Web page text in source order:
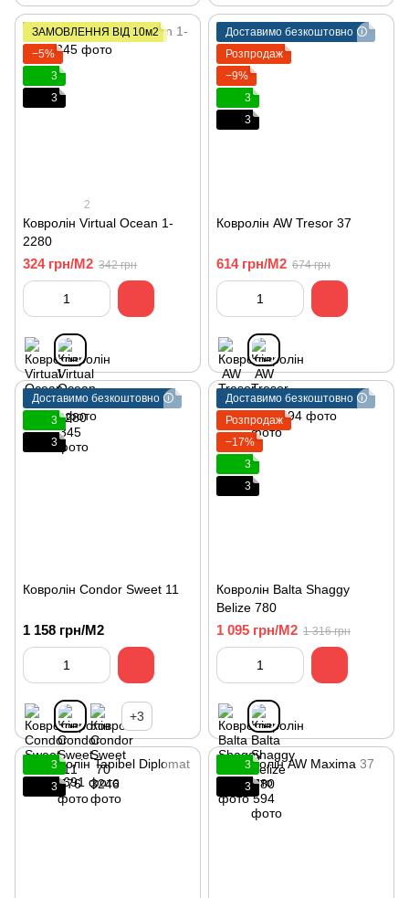
ЗАМОВЛЕННЯ ВІД 10м2
−5%
3
3
2
Ковролін Virtual Ocean 1-
2280
324 грн/М2 342 грн
Доставимо безкоштовно 🛈
Розпродаж
−9%
3
3
Ковролін AW Tresor 37
614 грн/М2 674 грн
Доставимо безкоштовно 🛈
3
3
Ковролін Condor Sweet 11
1 158 грн/М2
+3
Доставимо безкоштовно 🛈
Розпродаж
−17%
3
3
Ковролін Balta Shaggy
Belize 780
1 095 грн/М2 1 316 грн
3
3
3
3